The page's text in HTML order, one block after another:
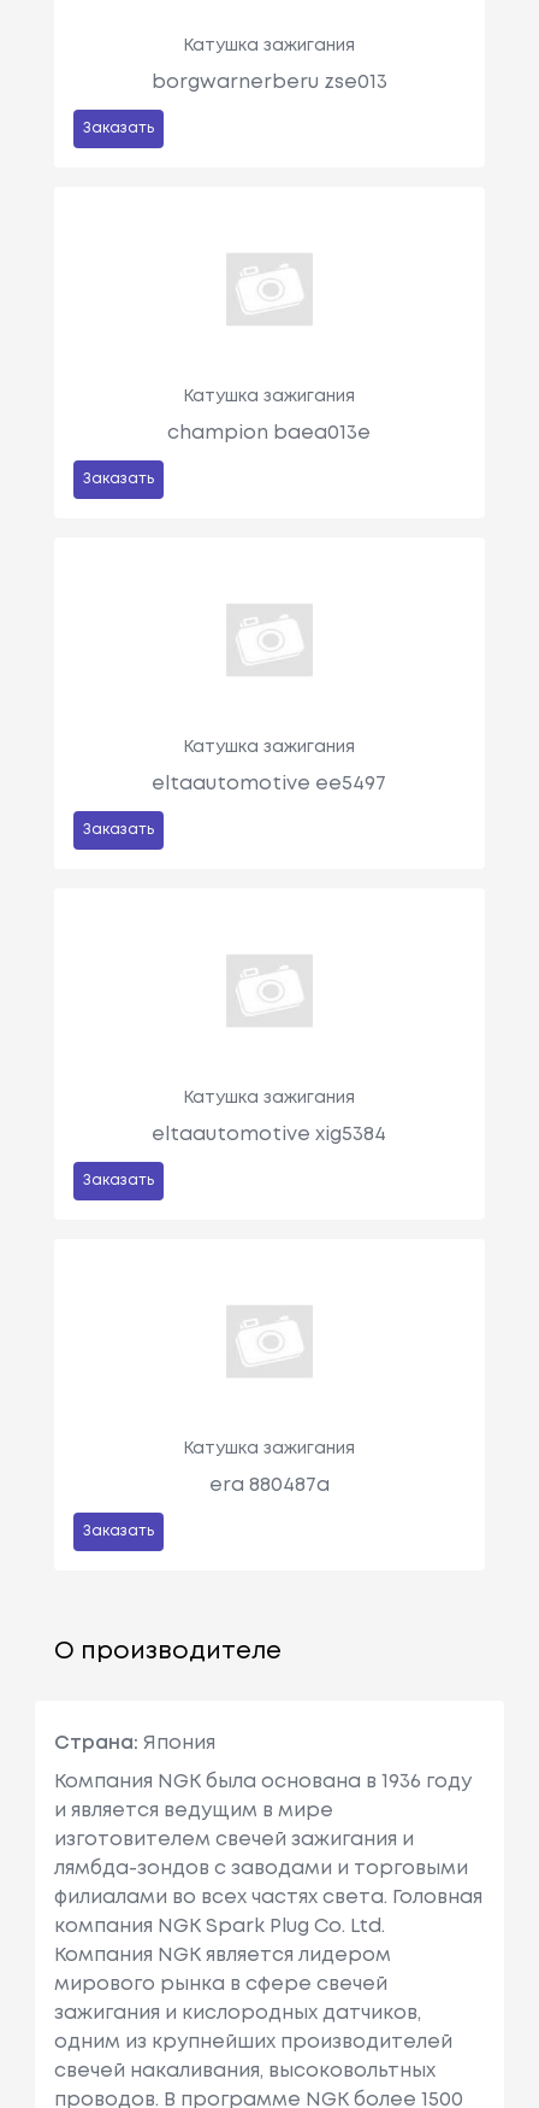
Катушка зажигания
borgwarnerberu zse013
Заказать
Катушка зажигания
champion baea013e
Заказать
Катушка зажигания
eltaautomotive ee5497
Заказать
Катушка зажигания
eltaautomotive xig5384
Заказать
Катушка зажигания
era 880487a
Заказать
О производителе
Страна: Япония
Компания NGK была основана в 1936 году
и является ведущим в мире
изготовителем свечей зажигания и
лямбда-зондов с заводами и торговыми
филиалами во всех частях света. Головная
компания NGK Spark Plug Co. Ltd.
Компания NGK является лидером
мирового рынка в сфере свечей
зажигания и кислородных датчиков,
одним из крупнейших производителей
свечей накаливания, высоковольтных
проводов. В программе NGK более 1500